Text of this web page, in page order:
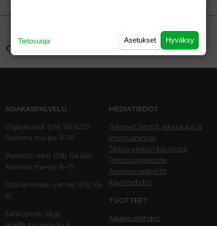
ASIAKASPALVELU
Digipalvelut (09) 156 6227
Avoinna ma–pe 8–19
Painettu lehti (09) 156 665
Avoinna ma–pe 8–19
Otavamedian vaihde (09) 156
61
Sähköposti (digi)
MEDIATIEDOT
Tekniset tiedot, aikataulut ja
ilmoitushinnat
Tietoa verkon kävijöistä
Tietosuojaseloste
Avoimuusraportti
Käyttöehdot
TUOTTEET
Aikakauslehdet
Hyväksy
Asetukset
Tietosuoja